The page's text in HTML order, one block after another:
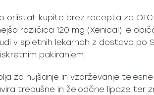
orlistat kupite brez recepta za
različica 120 mg (Xenical) je
v spletnih lekarnah z dostavo po
pakiranjem.
za hujšanje in vzdrževanje
trebušne in želodčne lipaze ter